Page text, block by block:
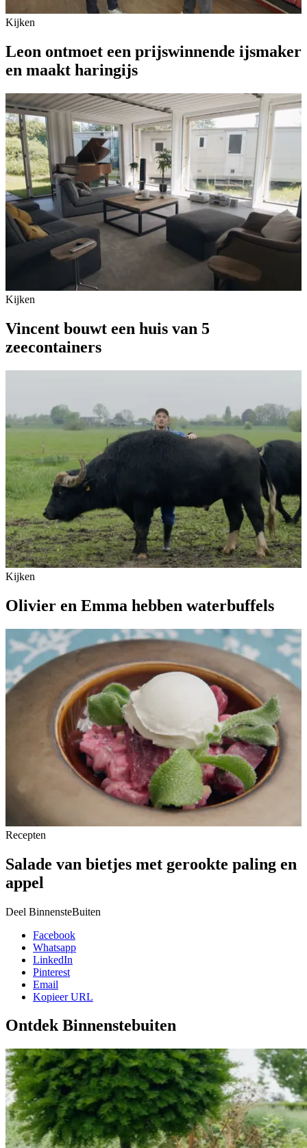
Kijken
Leon ontmoet een prijswinnende ijsmaker
en maakt haringijs
Kijken
Vincent bouwt een huis van 5
zeecontainers
Kijken
Olivier en Emma hebben waterbuffels
Recepten
Salade van bietjes met gerookte paling en
appel
Deel BinnensteBuiten
Facebook
Whatsapp
LinkedIn
Pinterest
Email
Kopieer URL
Ontdek Binnenstebuiten